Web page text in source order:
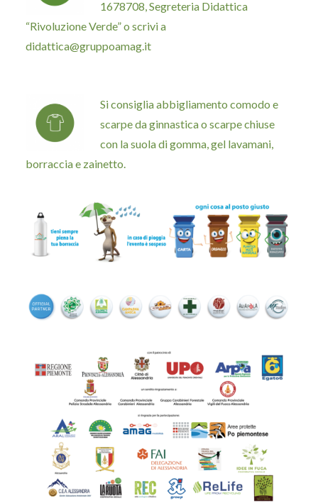
1678708, Segreteria Didattica
“Rivoluzione Verde” o scrivi a
didattica@gruppoamag.it
Si consiglia abbigliamento comodo e
scarpe da ginnastica o scarpe chiuse
con la suola di gomma, gel lavamani,
borraccia e zainetto.